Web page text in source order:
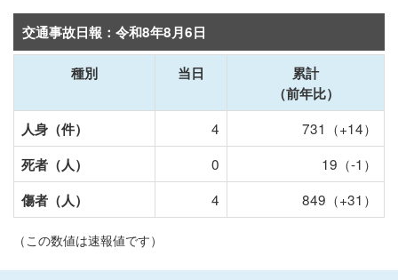
載しました。
「和歌山県内の交通事故(令和８年６月末)」を掲載しまし
た。
「令和８年度和歌山県職員採用Ⅲ種(高等学校卒業程度)の
試験案内の公開について」を掲載しました。
2026年7月7日
「令和８年９月中における猟銃等(初心者)講習会の受付終
了について」
2026年7月8日
「令和８年度和歌山県警察会計年度任用職員(広報業務嘱託
職員等)採用試験の実施について」を掲載しました。
「自転車の交通違反に関する詐欺被害防止(注意喚起)」
交通事故日報：令和8年8月6日
種別 当日
累計
（前年比）
人身（件）
4
731（+14）
死者（人）
0
19（-1）
傷者（人）
4 849（+31）
（この数値は速報値です）